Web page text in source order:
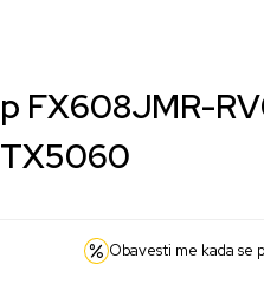
FX608JMR-
Obavesti me kada se